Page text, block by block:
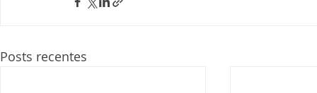
Posts recentes